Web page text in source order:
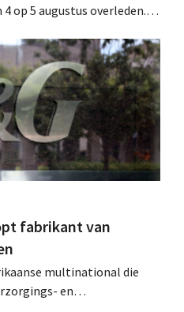
op 5 augustus overleden.
met Promodès en nam
GB over.
fabrikant van
multinational die
en